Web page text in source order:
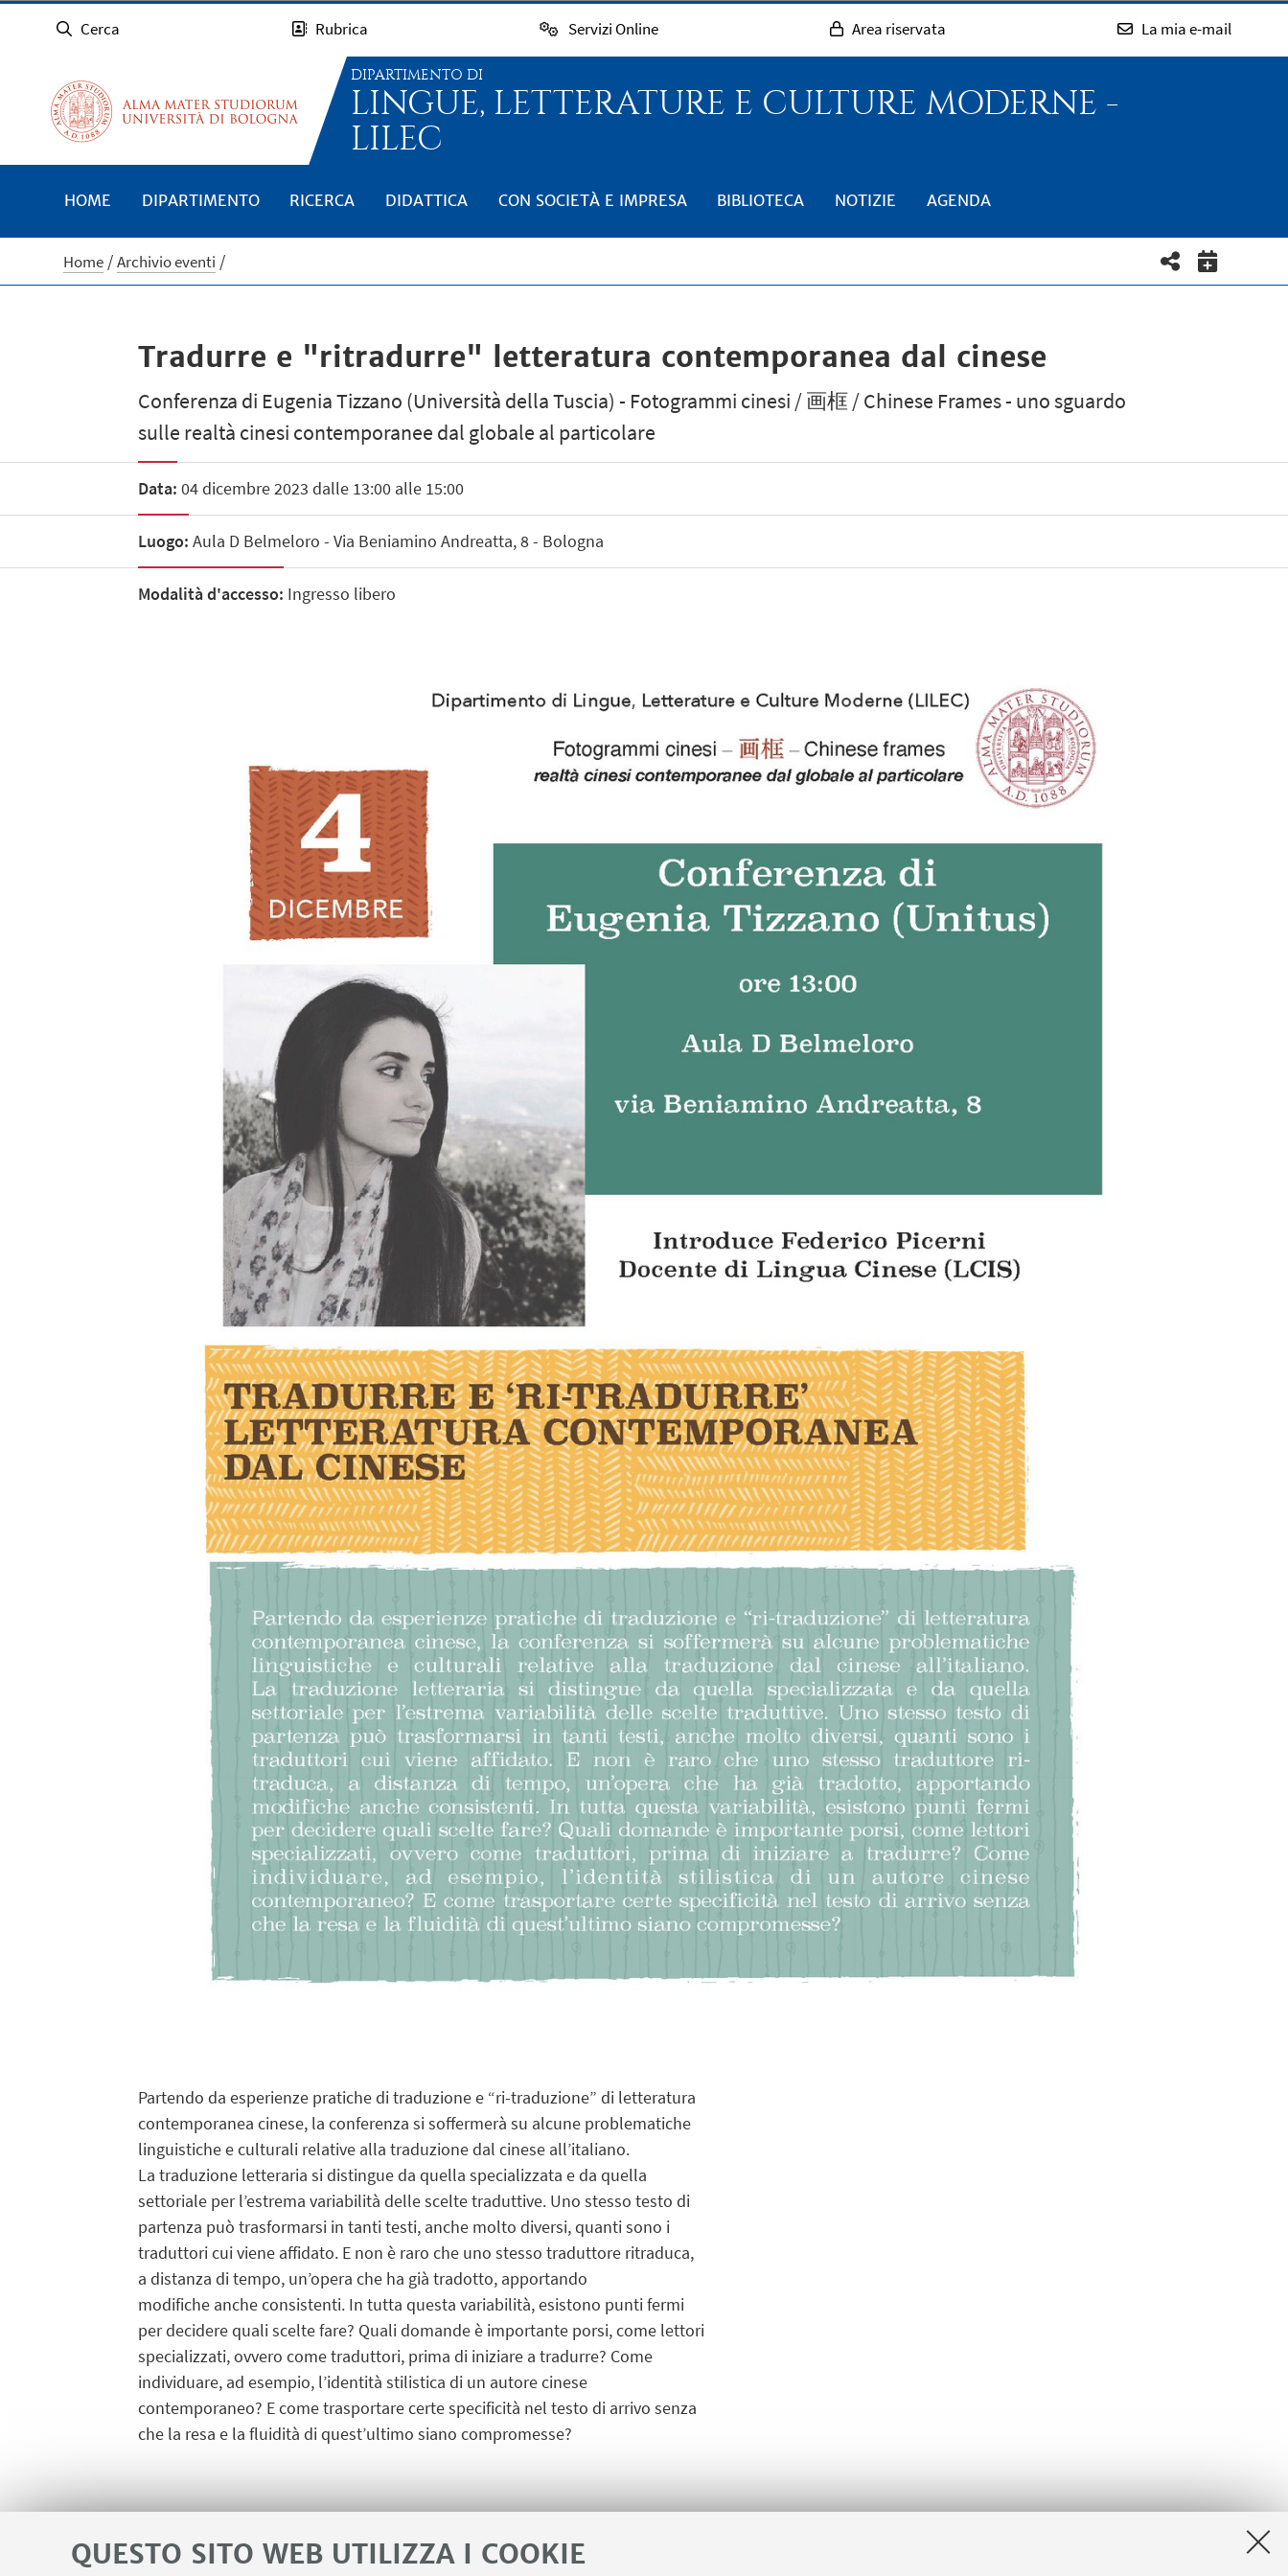
QUESTO SITO WEB UTILIZZA I COOKIE
Cerca Rubrica Servizi Online Area riservata La mia e-mail
DIPARTIMENTO DI
LINGUE, LETTERATURE E CULTURE MODERNE -
LILEC
HOME DIPARTIMENTO RICERCA DIDATTICA CON SOCIETÀ E IMPRESA BIBLIOTECA NOTIZIE AGENDA
Home Archivio eventi
Tradurre e "ritradurre" letteratura contemporanea dal cinese
Conferenza di Eugenia Tizzano (Università della Tuscia) - Fotogrammi cinesi / 画框 / Chinese Frames - uno sguardo
sulle realtà cinesi contemporanee dal globale al particolare
Data: 04 dicembre 2023 dalle 13:00 alle 15:00
Luogo: Aula D Belmeloro - Via Beniamino Andreatta, 8 - Bologna
Modalità d'accesso: Ingresso libero
Partendo da esperienze pratiche di traduzione e “ri-traduzione” di letteratura
contemporanea cinese, la conferenza si soffermerà su alcune problematiche
linguistiche e culturali relative alla traduzione dal cinese all’italiano.
La traduzione letteraria si distingue da quella specializzata e da quella
settoriale per l’estrema variabilità delle scelte traduttive. Uno stesso testo di
partenza può trasformarsi in tanti testi, anche molto diversi, quanti sono i
traduttori cui viene affidato. E non è raro che uno stesso traduttore ritraduca,
a distanza di tempo, un’opera che ha già tradotto, apportando
modifiche anche consistenti. In tutta questa variabilità, esistono punti fermi
per decidere quali scelte fare? Quali domande è importante porsi, come lettori
specializzati, ovvero come traduttori, prima di iniziare a tradurre? Come
individuare, ad esempio, l’identità stilistica di un autore cinese
contemporaneo? E come trasportare certe specificità nel testo di arrivo senza
che la resa e la fluidità di quest’ultimo siano compromesse?